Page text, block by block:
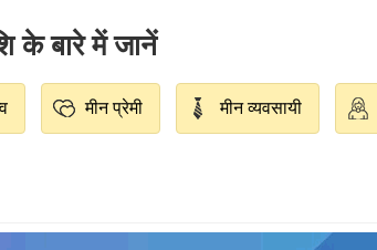
के बारे में जानें
मीन प्रेमी मीन व्यवसायी